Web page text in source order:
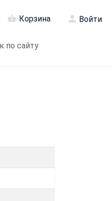
Корзина Войти